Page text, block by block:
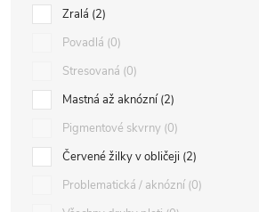
Zralá 2
Povadlá 0
Stresovaná 0
Mastná až aknózní 2
Pigmentové skvrny 0
Červené žilky v obličeji 2
Problematická / aknózní 0